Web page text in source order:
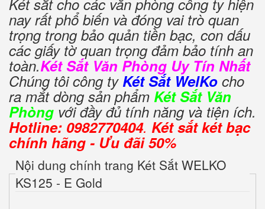
Két sắt cho các văn phòng công ty hiện
nay rất phổ biến và đóng vai trò quan
trọng trong bảo quản tiền bạc, con dấu
các giấy tờ quan trọng đảm bảo tính an
toàn.Két Sắt Văn Phòng Uy Tín Nhất
Chúng tôi công ty Két Sắt WelKo cho
ra mắt dòng sản phẩm Két Sắt Văn
Phòng với đầy đủ tính năng và tiện ích.
Hotline: 0982770404. Két sắt két bạc
chính hãng - Ưu đãi 50%
Nội dung chính trang Két Sắt WELKO
KS125 - E Gold